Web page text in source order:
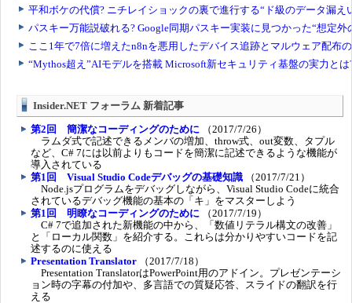
Insider.NET フォーラム 新着記事
第2回 簡潔なコーディングのために （2017/7/26）
ラムダ式で記述できるメンバの増加、throw式、out変数、タプル
など、C# 7には以前よりもコードを簡潔に記述できるような機能が
導入されている
第1回 Visual Studio Codeデバッグの基礎知識 （2017/7/21）
Node.jsプログラムをデバッグしながら、Visual Studio Codeに統合
されているデバッグ機能の基本の「キ」をマスターしよう
第1回 明瞭なコーディングのために （2017/7/19）
C# 7で追加された新機能の中から、「数値リテラル構文の改善」
と「ローカル関数」を紹介する。これらは分かりやすいコードを記
述するのに使える
Presentation Translator （2017/7/18）
Presentation TranslatorはPowerPoint用のアドイン。プレゼンテーシ
ョン時の字幕の付加や、多言語での質疑応答、スライドの翻訳を行
える